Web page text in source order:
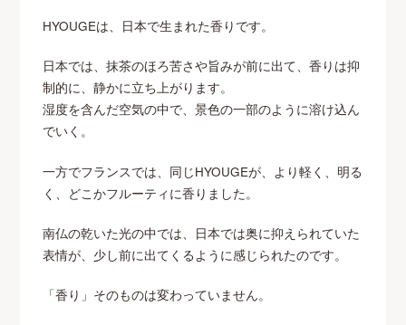
HYOUGEは、日本で生まれた香りです。
日本では、抹茶のほろ苦さや旨みが前に出て、香りは抑
制的に、静かに立ち上がります。
湿度を含んだ空気の中で、景色の一部のように溶け込ん
でいく。
一方でフランスでは、同じHYOUGEが、より軽く、明る
く、どこかフルーティに香りました。
南仏の乾いた光の中では、日本では奥に抑えられていた
表情が、少し前に出てくるように感じられたのです。
「香り」そのものは変わっていません。